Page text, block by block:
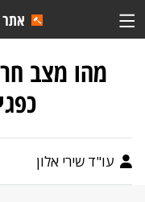
מהו מצב
עו"ד שירי אלון